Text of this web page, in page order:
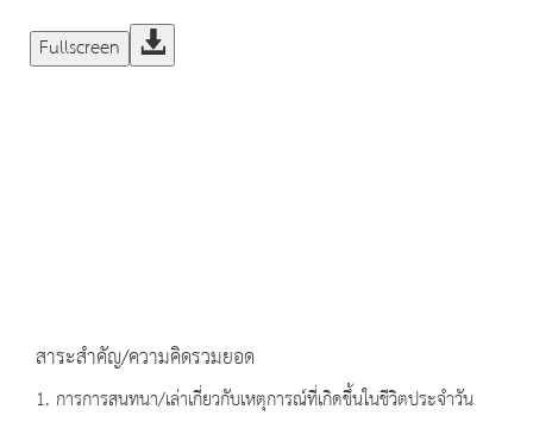
Fullscreen
สาระสำคัญ/ความคิดรวมยอด
1. การการสนทนา/เล่าเกี่ยวกับเหตุการณ์ที่เกิดขึ้นในชีวิตประจำวัน